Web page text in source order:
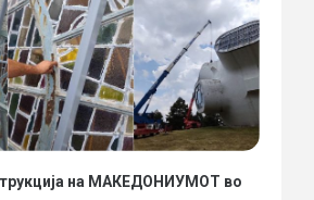
на МАКЕДОНИУМОТ во